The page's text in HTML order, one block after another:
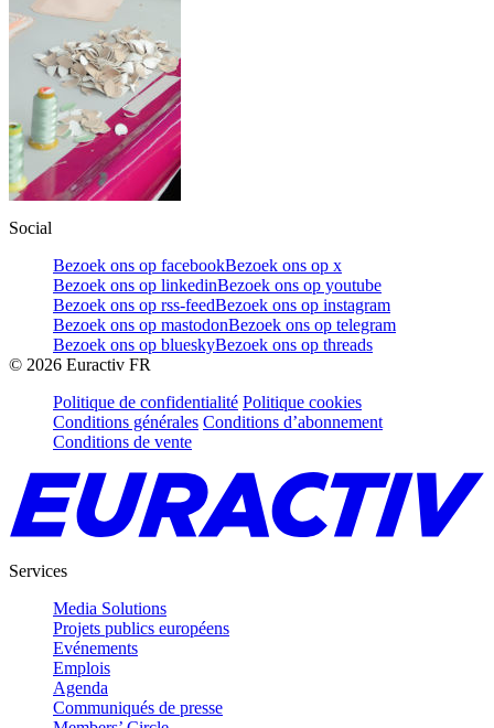
Social
Bezoek ons op facebookBezoek ons op x
Bezoek ons op linkedinBezoek ons op youtube
Bezoek ons op rss-feedBezoek ons op instagram
Bezoek ons op mastodonBezoek ons op telegram
Bezoek ons op blueskyBezoek ons op threads
© 2026 Euractiv FR
Politique de confidentialité Politique cookies
Conditions générales Conditions d’abonnement
Conditions de vente
Services
Media Solutions
Projets publics européens
Evénements
Emplois
Agenda
Communiqués de presse